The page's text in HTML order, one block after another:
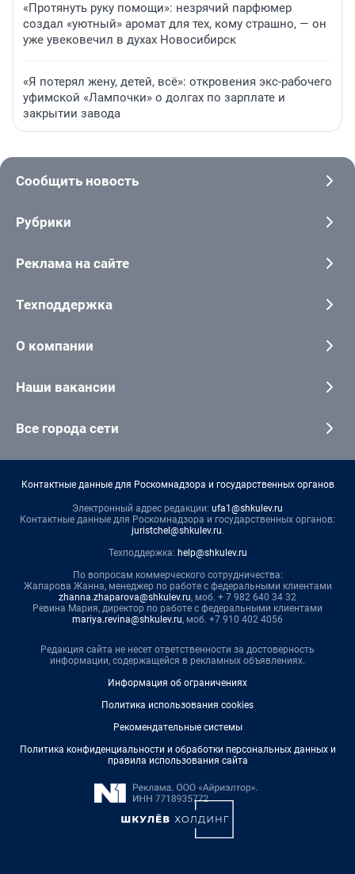
«Протянуть руку помощи»: незрячий парфюмер
создал «уютный» аромат для тех, кому страшно, — он
уже увековечил в духах Новосибирск
«Я потерял жену, детей, всё»: откровения экс-рабочего
уфимской «Лампочки» о долгах по зарплате и
закрытии завода
Сообщить новость
Рубрики
Реклама на сайте
Техподдержка
О компании
Наши вакансии
Все города сети
Контактные данные для Роскомнадзора и государственных органов
Электронный адрес редакции: ufa1@shkulev.ru
Контактные данные для Роскомнадзора и государственных органов:
juristchel@shkulev.ru.
Техподдержка: help@shkulev.ru
По вопросам коммерческого сотрудничества:
Жапарова Жанна, менеджер по работе с федеральными клиентами
zhanna.zhaparova@shkulev.ru, моб. + 7 982 640 34 32
Ревина Мария, директор по работе с федеральными клиентами
mariya.revina@shkulev.ru, моб. +7 910 402 4056
Редакция сайта не несет ответственности за достоверность
информации, содержащейся в рекламных объявлениях.
Информация об ограничениях
Политика использования cookies
Рекомендательные системы
Политика конфиденциальности и обработки персональных данных и
правила использования сайта